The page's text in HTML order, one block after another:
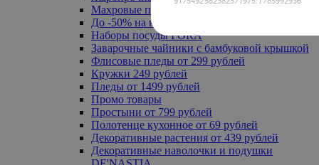
Махровые полотенца
До -50% на ковры
Наборы посуды FORA
Заварочные чайники с бамбуковой крышкой
Флисовые пледы от 299 рублей
Кружки 249 рублей
Пледы от 1499 рублей
Промо товары
Простыни от 799 рублей
Полотенце кухонное от 69 рублей
Декоративные растения от 439 рублей
Декоративные наволочки и подушки